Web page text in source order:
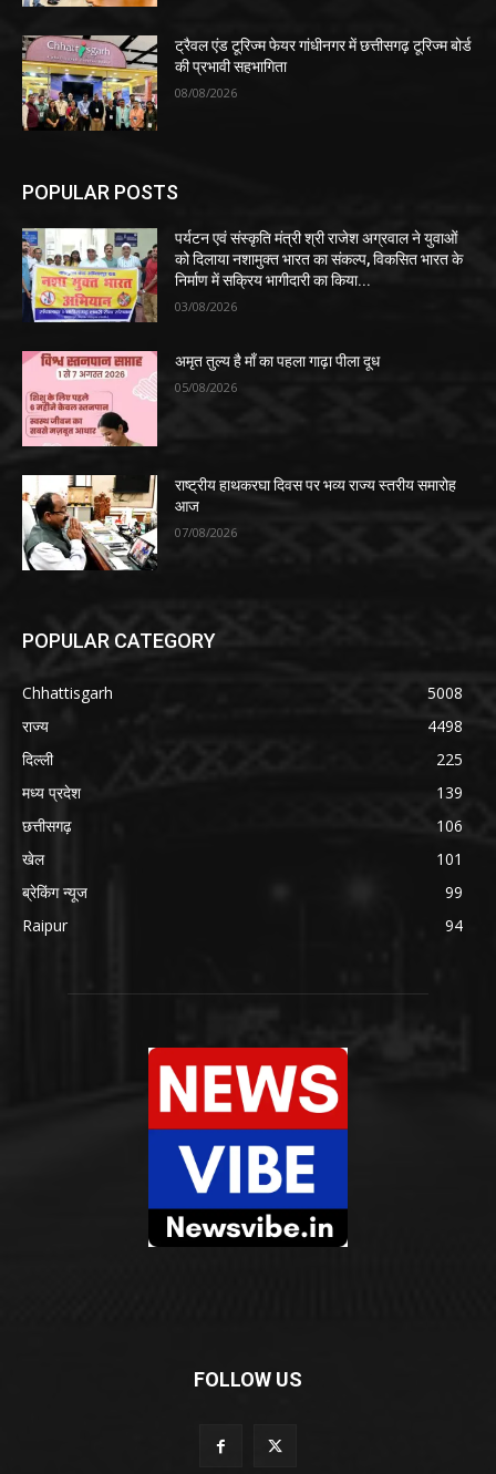
ट्रैवल एंड टूरिज्म फेयर गांधीनगर में छत्तीसगढ़ टूरिज्म बोर्ड
की प्रभावी सहभागिता
08/08/2026
POPULAR POSTS
पर्यटन एवं संस्कृति मंत्री श्री राजेश अग्रवाल ने युवाओं
को दिलाया नशामुक्त भारत का संकल्प, विकसित भारत के
निर्माण में सक्रिय भागीदारी का किया...
03/08/2026
अमृत तुल्य है माँ का पहला गाढ़ा पीला दूध
05/08/2026
राष्ट्रीय हाथकरघा दिवस पर भव्य राज्य स्तरीय समारोह
आज
07/08/2026
POPULAR CATEGORY
Chhattisgarh
5008
राज्य
4498
दिल्ली
225
मध्य प्रदेश
139
छत्तीसगढ़
106
खेल
101
ब्रेकिंग न्यूज
99
Raipur
94
FOLLOW US